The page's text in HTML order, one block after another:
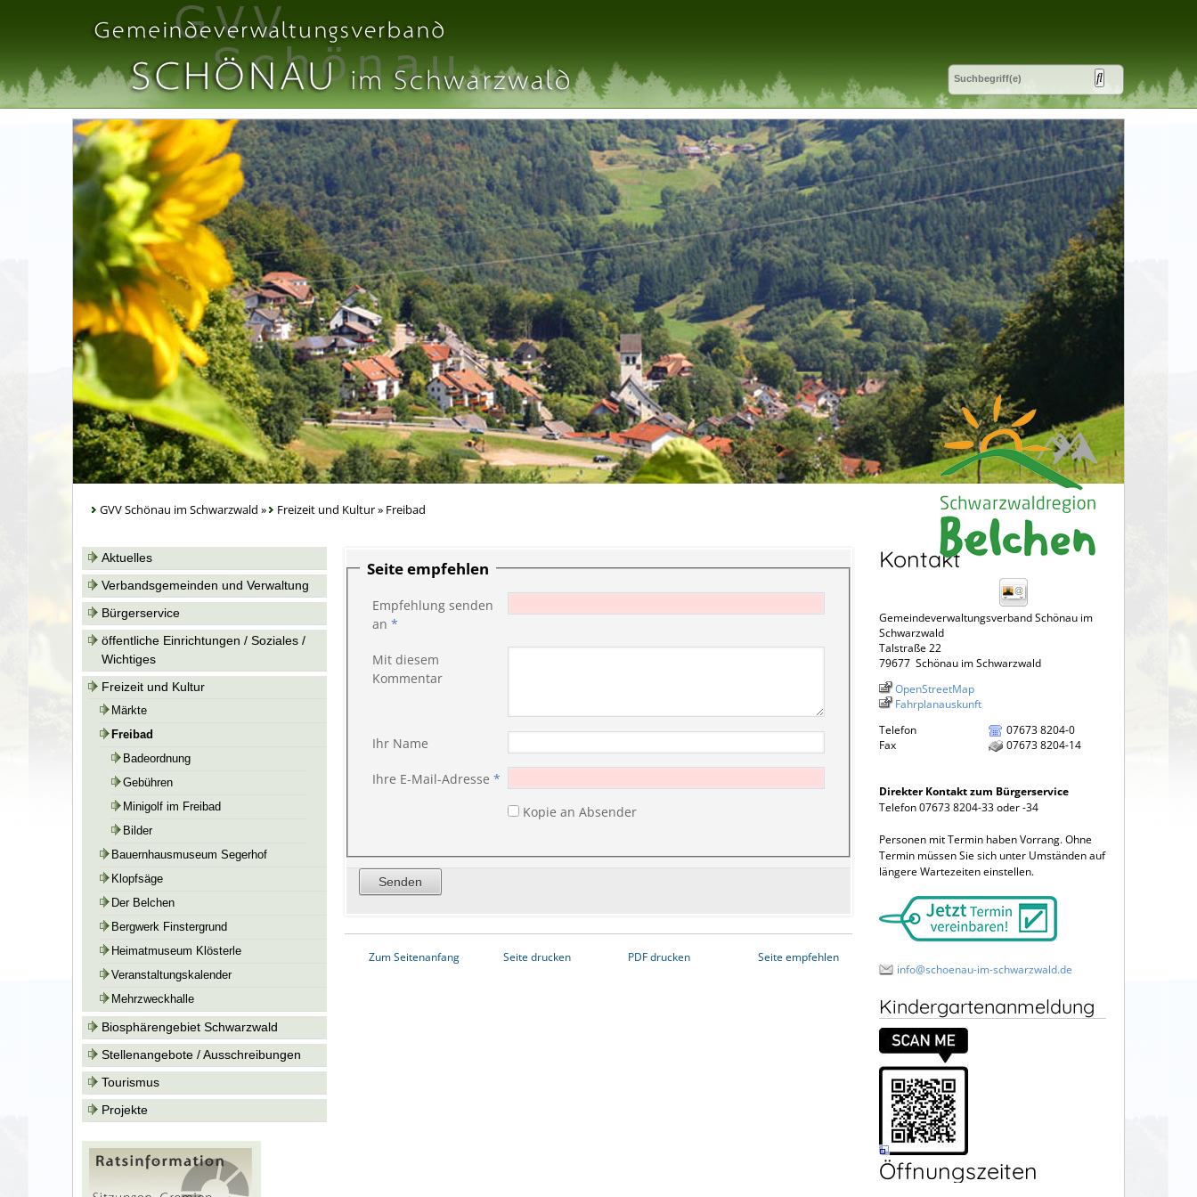
GVV Schönau im Schwarzwald » Freizeit und Kultur» Freibad
Aktuelles
Verbandsgemeinden und Verwaltung
Bürgerservice
öffentliche Einrichtungen / Soziales /
Wichtiges
Freizeit und Kultur
Märkte
Freibad
Badeordnung
Gebühren
Minigolf im Freibad
Bilder
Bauernhausmuseum Segerhof
Klopfsäge
Der Belchen
Bergwerk Finstergrund
Heimatmuseum Klösterle
Veranstaltungskalender
Mehrzweckhalle
Biosphärengebiet Schwarzwald
Stellenangebote / Ausschreibungen
Tourismus
Projekte
Seite empfehlen
Empfehlung senden
an *
Mit diesem
Kommentar
Ihr Name
Ihre E-Mail-Adresse *
Kopie an Absender
Zum Seitenanfang Seite drucken PDF drucken Seite empfehlen
Kontakt
Gemeindeverwaltungsverband Schönau im
Schwarzwald
Talstraße 22
79677 Schönau im Schwarzwald
OpenStreetMap
Fahrplanauskunft
Telefon
07673 8204-0
Fax
07673 8204-14
Direkter Kontakt zum Bürgerservice
Telefon 07673 8204-33 oder -34
Personen mit Termin haben Vorrang. Ohne
Termin müssen Sie sich unter Umständen auf
längere Wartezeiten einstellen.
info@schoenau-im-schwarzwald.de
Kindergartenanmeldung
Öffnungszeiten